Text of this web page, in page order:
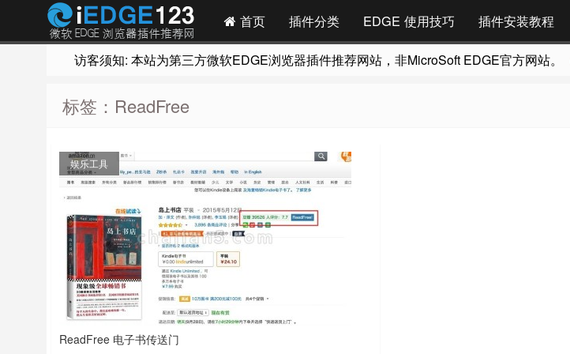
首页 插件分类 EDGE 使用技巧 插件安装教程
访客须知: 本站为第三方微软EDGE浏览器插件推荐网站，非MicroSoft EDGE官方网站。
标签：ReadFree
娱乐工具
ReadFree 电子书传送门